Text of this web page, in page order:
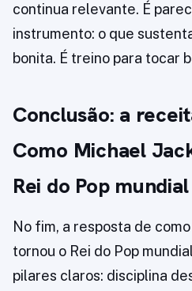
continua relevante. É
instrumento: o que
bonita. É treino para tocar
Conclusão: a
Como Michael
Rei do Pop mundial
No fim, a resposta de
tornou o Rei do Pop
pilares claros: disciplina